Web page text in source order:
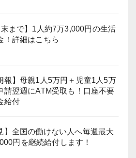
末まで】1人約7万3,000円の生活
！詳細はこちら
報】母親1人5万円＋児童1人5万
請翌週にATM受取も！口座不要
給付
】全国の働けない人へ毎週最大
円を継続給付します！